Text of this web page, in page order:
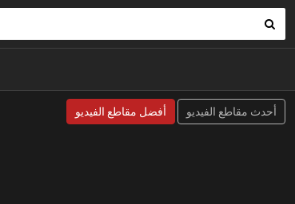
أفضل مقاطع الفيديو أحدث مقاطع الفيديو